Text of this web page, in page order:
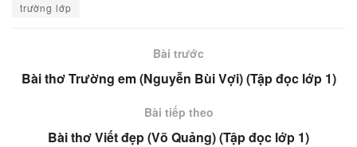
trường lớp
Bài trước
Bài thơ Trường em (Nguyễn Bùi Vợi) (Tập đọc lớp 1)
Bài tiếp theo
Bài thơ Viết đẹp (Võ Quảng) (Tập đọc lớp 1)